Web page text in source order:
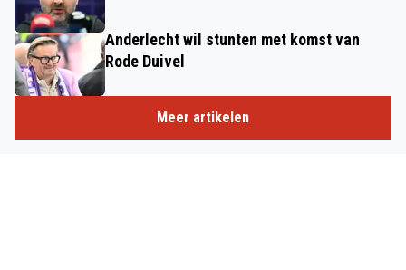
Anderlecht wil stunten met komst van
Rode Duivel
Meer artikelen